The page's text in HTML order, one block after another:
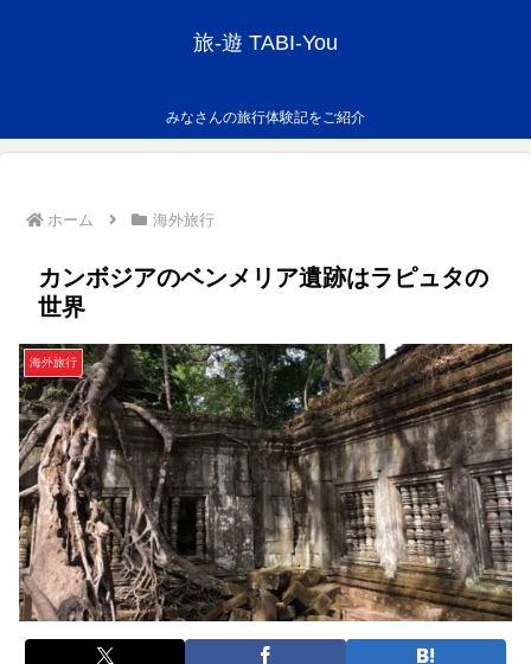
旅-遊 TABI-You
みなさんの旅行体験記をご紹介
ホーム 海外旅行
カンボジアのベンメリア遺跡はラピュタの
世界
海外旅行